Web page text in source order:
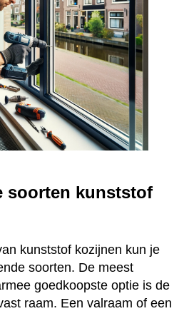
soorten kunststof
kunststof kozijnen kun je
soorten. De meest
goedkoopste optie is de
raam. Een valraam of een